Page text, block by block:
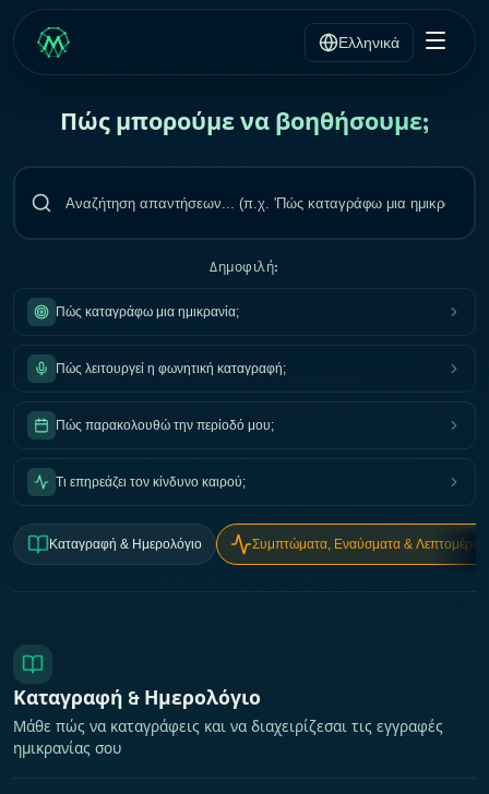
Ελληνικά
Πώς μπορούμε να βοηθήσουμε;
Δημοφιλή:
Πώς καταγράφω μια ημικρανία;
Πώς λειτουργεί η φωνητική καταγραφή;
Πώς παρακολουθώ την περίοδό μου;
Τι επηρεάζει τον κίνδυνο καιρού;
Καταγραφή & Ημερολόγιο Συμπτώματα, Εναύσματα &
Καταγραφή & Ημερολόγιο
Μάθε πώς να καταγράφεις και να διαχειρίζεσαι τις εγγραφές
ημικρανίας σου